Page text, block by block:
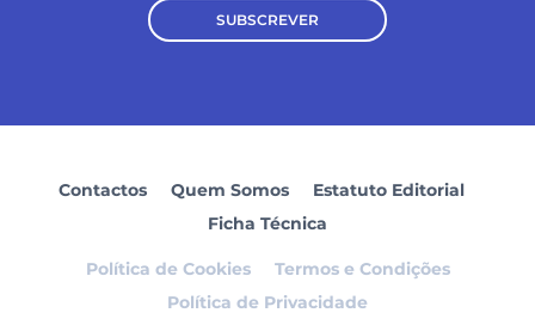
SUBSCREVER
Contactos Quem Somos
Estatuto Editorial
Ficha Técnica
Política de Cookies
Termos e Condições
Política de Privacidade